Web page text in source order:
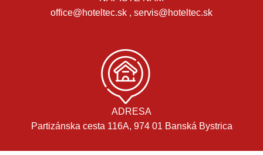
office@hoteltec.sk , servis@hoteltec.sk
ADRESA
Partizánska cesta 116A, 974 01 Banská Bystrica